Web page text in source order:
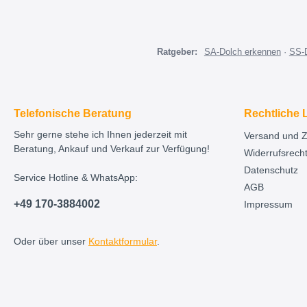
Ratgeber: SA-Dolch erkennen· SS-
Telefonische Beratung
Sehr gerne stehe ich Ihnen jederzeit mit
Beratung, Ankauf und Verkauf zur Verfügung!
Service Hotline & WhatsApp:
+49 170-3884002
Oder über unser Kontaktformular.
Rechtliche
Versand und
Widerrufsrecht
Datenschutz
AGB
Impressum